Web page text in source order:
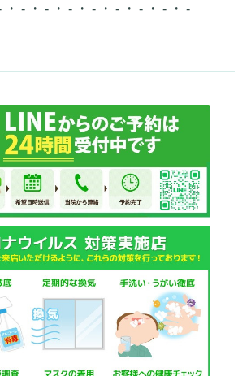
・ - ・ - ・ - ・ - ・ - ・ - ・ - ・ -